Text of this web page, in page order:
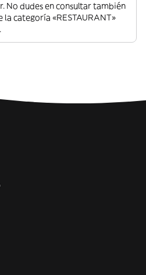
No dudes en consultar también
categoría «RESTAURANT»